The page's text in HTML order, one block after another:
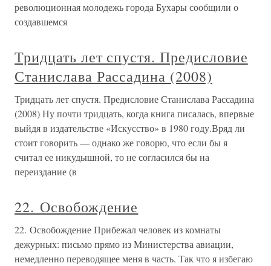
революционная молодежь города Бухары сообщили о
создавшемся
Тридцать лет спустя. Предисловие
Станислава Рассадина (2008)
Тридцать лет спустя. Предисловие Станислава Рассадина
(2008) Ну почти тридцать, когда книга писалась, впервые
выйдя в издательстве «Искусство» в 1980 году.Вряд ли
стоит говорить — однако же говорю, что если бы я
считал ее никудышной, то не согласился бы на
переиздание (в
22. Освобождение
22. Освобождение Прибежал человек из комнаты
дежурных: письмо прямо из Министерства авиации,
немедленно переводящее меня в часть. Так что я избегаю